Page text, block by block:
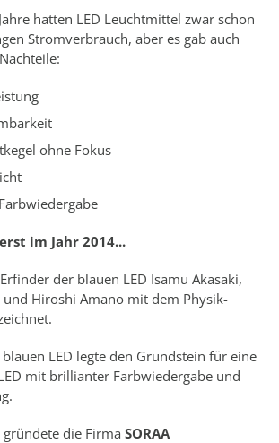
hatten LED Leuchtmittel zwar schon
Stromverbrauch, aber es gab auch
ohne Fokus
im Jahr 2014...
der blauen LED Isamu Akasaki,
und Hiroshi Amano mit dem Physik-
LED legte den Grundstein für eine
mit brillianter Farbwiedergabe und
gründete die Firma SORAA